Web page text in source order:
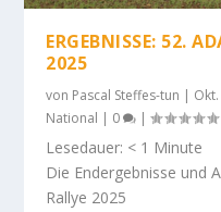
ERGEBNISSE: 52.
2025
von Pascal Steffes-tun |
National | 0 |
Lesedauer: < 1 Minute
Die Endergebnisse und
Rallye 2025